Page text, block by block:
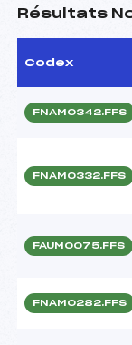
Résultats
Codex
FNAM0342.FFS
FNAM0332.FFS
FAUM0075.FFS
FNAM0282.FFS